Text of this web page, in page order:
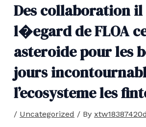
Des collaboration il
l�egard de FLOA
asteroide pour les
jours
l’ecosysteme les
/ Uncategorized / By xtw18387420d